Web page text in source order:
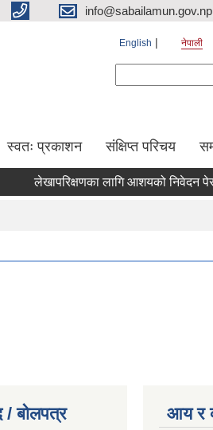
English नेपाली
स्वतः प्रकाशन संक्षिप्त परिचय
लेखापरिक्षणका लागि आशयको निवेदन पेस
/ बोलपत्र
आय र